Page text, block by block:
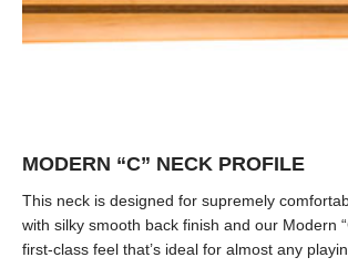
MODERN “C” NECK PROFILE
This neck is designed for supremely
with silky smooth back finish and our Modern
first-class feel that’s ideal for almost any